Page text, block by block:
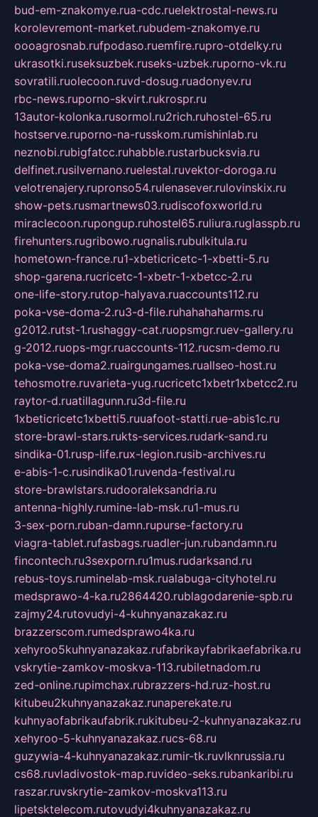
bud-em-znakomye.rua-cdc.ruelektrostal-news.ru
korolevremont-market.rubudem-znakomye.ru
oooagrosnab.rufpodaso.ruemfire.rupro-otdelky.ru
ukrasotki.ruseksuzbek.ruseks-uzbek.ruporno-vk.ru
sovratili.ruolecoon.ruvd-dosug.ruadonyev.ru
rbc-news.ruporno-skvirt.rukrospr.ru
13autor-kolonka.rusormol.ru2rich.ruhostel-65.ru
hostserve.ruporno-na-russkom.rumishinlab.ru
neznobi.rubigfatcc.ruhabble.rustarbucksvia.ru
delfinet.rusilvernano.ruelestal.ruvektor-doroga.ru
velotrenajery.rupronso54.rulenasever.rulovinskix.ru
show-pets.rusmartnews03.rudiscofoxworld.ru
miraclecoon.rupongup.ruhostel65.ruliura.ruglasspb.ru
firehunters.rugribowo.rugnalis.rubulkitula.ru
hometown-france.ru1-xbeticricetc-1-xbetti-5.ru
shop-garena.rucricetc-1-xbetr-1-xbetcc-2.ru
one-life-story.rutop-halyava.ruaccounts112.ru
poka-vse-doma-2.ru3-d-file.ruhahahaharms.ru
g2012.rutst-1.rushaggy-cat.ruopsmgr.ruev-gallery.ru
g-2012.ruops-mgr.ruaccounts-112.rucsm-demo.ru
poka-vse-doma2.ruairgungames.ruallseo-host.ru
tehosmotre.ruvarieta-yug.rucricetc1xbetr1xbetcc2.ru
raytor-d.ruatillagunn.ru3d-file.ru
1xbeticricetc1xbetti5.ruuafoot-statti.rue-abis1c.ru
store-brawl-stars.rukts-services.rudark-sand.ru
sindika-01.rusp-life.rux-legion.rusib-archives.ru
e-abis-1-c.rusindika01.ruvenda-festival.ru
store-brawlstars.rudooraleksandria.ru
antenna-highly.rumine-lab-msk.ru1-mus.ru
3-sex-porn.ruban-damn.rupurse-factory.ru
viagra-tablet.rufasbags.ruadler-jun.rubandamn.ru
fincontech.ru3sexporn.ru1mus.rudarksand.ru
rebus-toys.ruminelab-msk.rualabuga-cityhotel.ru
medsprawo-4-ka.ru2864420.rublagodarenie-spb.ru
zajmy24.rutovudyi-4-kuhnyanazakaz.ru
brazzerscom.rumedsprawo4ka.ru
xehyroo5kuhnyanazakaz.rufabrikayfabrikaefabrika.ru
vskrytie-zamkov-moskva-113.rubiletnadom.ru
zed-online.rupimchax.rubrazzers-hd.ruz-host.ru
kitubeu2kuhnyanazakaz.runaperekate.ru
kuhnyaofabrikaufabrik.rukitubeu-2-kuhnyanazakaz.ru
xehyroo-5-kuhnyanazakaz.rucs-68.ru
guzywia-4-kuhnyanazakaz.rumir-tk.ruvlknrussia.ru
cs68.ruvladivostok-map.ruvideo-seks.rubankaribi.ru
raszar.ruvskrytie-zamkov-moskva113.ru
lipetsktelecom.rutovudyi4kuhnyanazakaz.ru